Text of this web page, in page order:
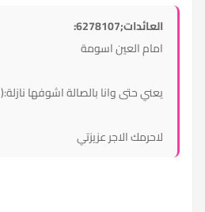
العائدات;6278107:
امام العين اسومة
يعني حتى وانا بالصالة اشوفها نازلة:(
لاحرمك الاجر عزيزتي